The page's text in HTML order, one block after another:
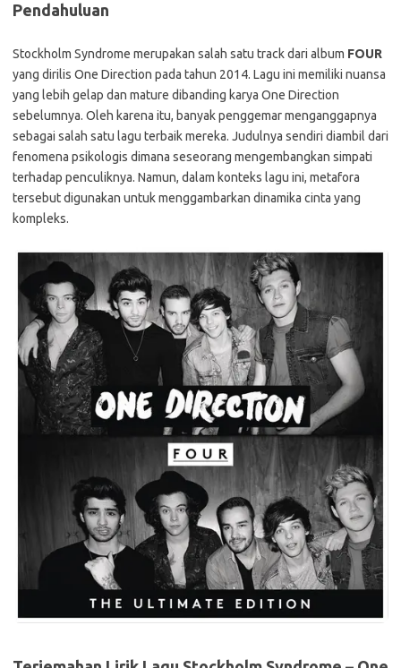
Pendahuluan
Stockholm Syndrome merupakan salah satu track dari album FOUR
yang dirilis One Direction pada tahun 2014. Lagu ini memiliki nuansa
yang lebih gelap dan mature dibanding karya One Direction
sebelumnya. Oleh karena itu, banyak penggemar menganggapnya
sebagai salah satu lagu terbaik mereka. Judulnya sendiri diambil dari
fenomena psikologis dimana seseorang mengembangkan simpati
terhadap penculiknya. Namun, dalam konteks lagu ini, metafora
tersebut digunakan untuk menggambarkan dinamika cinta yang
kompleks.